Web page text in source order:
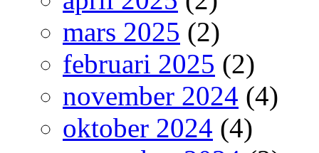
mars 2025 (2)
februari 2025 (2)
november 2024 (4)
oktober 2024 (4)